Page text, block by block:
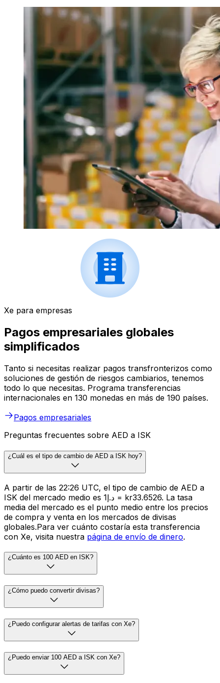
Xe para empresas
Pagos empresariales globales
simplificados
Tanto si necesitas realizar pagos transfronterizos como
soluciones de gestión de riesgos cambiarios, tenemos
todo lo que necesitas. Programa transferencias
internacionales en 130 monedas en más de 190 países.
Pagos empresariales
Preguntas frecuentes sobre AED a ISK
¿Cuál es el tipo de cambio de AED a ISK hoy?
A partir de las 22:26 UTC, el tipo de cambio de AED a
ISK del mercado medio es د.إ1 = kr33.6526. La tasa
media del mercado es el punto medio entre los precios
de compra y venta en los mercados de divisas
globales.Para ver cuánto costaría esta transferencia
con Xe, visita nuestra página de envío de dinero.
¿Cuánto es 100 AED en ISK?
¿Cómo puedo convertir divisas?
¿Puedo configurar alertas de tarifas con Xe?
¿Puedo enviar 100 AED a ISK con Xe?